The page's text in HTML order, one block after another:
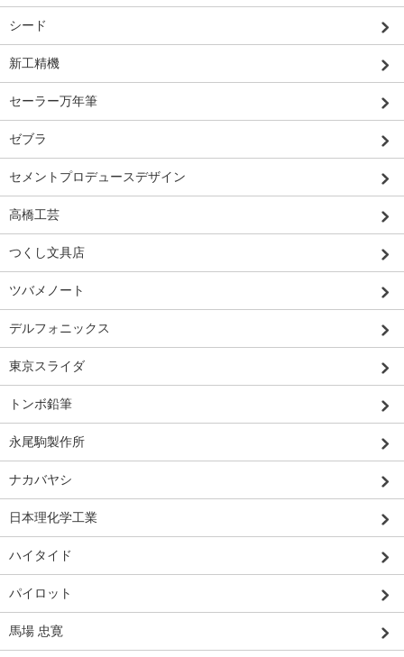
シード
新工精機
セーラー万年筆
ゼブラ
セメントプロデュースデザイン
高橋工芸
つくし文具店
ツバメノート
デルフォニックス
東京スライダ
トンボ鉛筆
永尾駒製作所
ナカバヤシ
日本理化学工業
ハイタイド
パイロット
馬場 忠寛